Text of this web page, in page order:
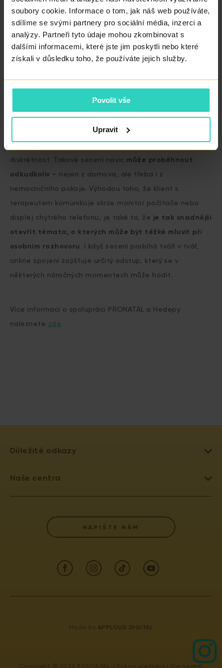
soubory cookie. Informace o tom, jak náš web používáte,
sdílíme se svými partnery pro sociální média, inzerci a
analýzy. Partneři tyto údaje mohou zkombinovat s
dalšími informacemi, které jste jim poskytli nebo které
získali v důsledku toho, že používáte jejich služby.
Povolit vše
Upravit
situaci přijmout a zaujmout vůči ní vhodný postoj. Páry si
s terapeutem mohou promluvit už
předsamotným zahájením léčby a samozřejmě
kdykoliv v jejím průběhu.
Terapie, která je dostupná odkudkoli
V dnešní době není nutné za psychoterapeutem
Sezení může proběhnout online
diskrétnost. Takové sezení navíc může proběhnout
odkudkoliv – nejen z domova, ale třeba i z
nemocničního pokoje. Výhodou toho, že klient s
terapeutem komunikuje skrze monitor počítače nebo
displej chytrého telefonu, je také to, že je tak snadnější
otevřít témata, o kterých může být těžké mluvit při
osobním rozhovoru. I když sezení probíhá tváří v tvář,
online spojení zajišťuje určitý odstup, který se v
některých náročných momentech může hodit.
Více informací o spolupráci PRONATAL a Hedepy
naleznete zde.
Důležité odkazy
SLOVNÍK POJMŮ
AKREDITACE A VÝROČNÍ ZPRÁVY
INFORMACE PRO LÉKAŘE
Naše centra
PRAHA 4 - PRONATAL SANATORIUM
PRAHA 6 - PRONATAL PLUS
KOLÍN - PRONATAL KOLÍN
ČESKÉ BUDĚJOVICE - PRONATAL REPRO
CENTRUM PRENATÁLNÍ DIAGNOSTIKY
NAPIŠTE NÁM
APPLOUD DIGITAL